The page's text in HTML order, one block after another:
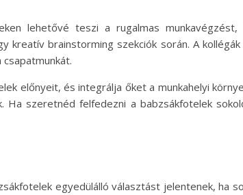
lehetővé teszi a rugalmas
kreatív brainstorming szekciók során. A
előnyeit, és integrálja őket a munkahelyi
Ha szeretnéd felfedezni a babzsákfotelek
egyedülálló választást jelentenek, ha